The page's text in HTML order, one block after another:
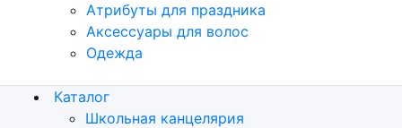
Атрибуты для праздника
Аксеcсуары для волос
Одежда
Каталог
Школьная канцелярия